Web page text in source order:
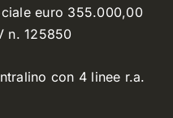
euro 355.000,00
n. 125850
con 4 linee r.a.